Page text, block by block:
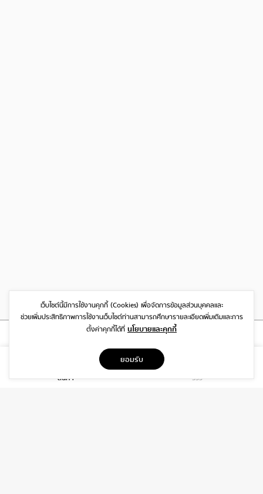
สินค้า รีวิว
1999/26 โครงการ DISTRICT SRIWARA ถ.ศรีวรา พลับพลา วังทองหลาง
กรุงเทพฯ 10310
เว็บไซต์นี้มีการใช้งานคุกกี้ (Cookies) เพื่อจัดการข้อมูลส่วนบุคคลและ
ช่วยเพิ่มประสิทธิภาพการใช้งานเว็บไซต์ท่านสามารถศึกษารายละเอียดเพิ่มเติมและการ
ตั้งค่าคุกกี้ได้ที่ นโยบายและคุกกี้
ยอมรับ